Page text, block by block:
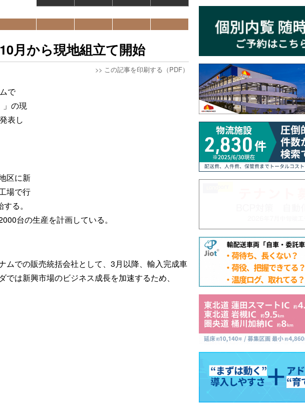
月から現地組立て開始
>> この記事を印刷する（PDF）
で
」の現
表し
区に新
場で行
る。
台の生産を計画している。
ムでの販売統括会社として、3月以降、輸入完成車
は新興市場のビジネス成長を加速するため、